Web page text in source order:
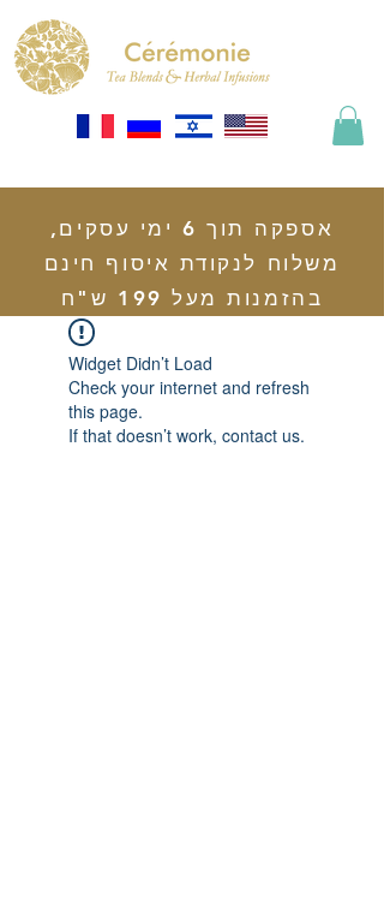
אספקה תוך 6 ימי עסקים,
משלוח לנקודת איסוף חינם
בהזמנות מעל 199 ש"ח
Widget Didn’t Load
Check your internet and refresh
this page.
If that doesn’t work, contact us.